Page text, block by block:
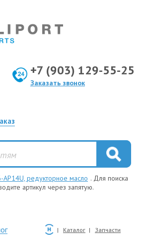
+7 (903) 129-55-25
Заказать звонок
AP14U, редукторное масло . Для поиска
артикул через запятую.
Каталог Запчасти